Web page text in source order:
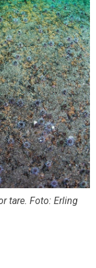
tare. Foto: Erling